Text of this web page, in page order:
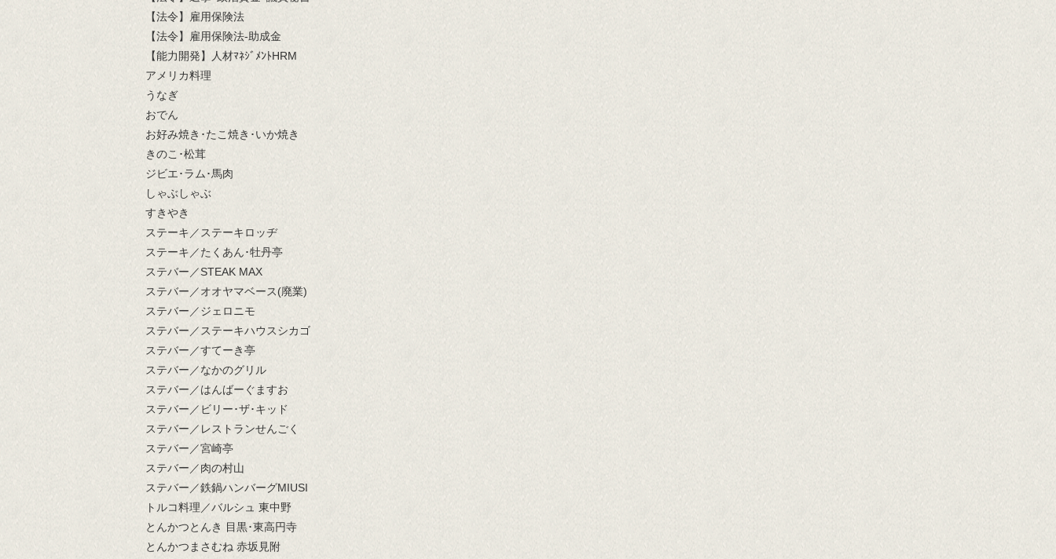
【法令】雇用保険法
【法令】雇用保険法-助成金
【能力開発】人材ﾏﾈｼﾞﾒﾝﾄHRM
アメリカ料理
うなぎ
おでん
お好み焼き･たこ焼き･いか焼き
きのこ･松茸
ジビエ･ラム･馬肉
しゃぶしゃぶ
すきやき
ステーキ／ステーキロッヂ
ステーキ／たくあん･牡丹亭
ステバー／STEAK MAX
ステバー／オオヤマベース(廃業)
ステバー／ジェロニモ
ステバー／ステーキハウスシカゴ
ステバー／すてーき亭
ステバー／なかのグリル
ステバー／はんばーぐますお
ステバー／ビリー･ザ･キッド
ステバー／レストランせんごく
ステバー／宮崎亭
ステバー／肉の村山
ステバー／鉄鍋ハンバーグMIUSI
トルコ料理／バルシュ 東中野
とんかつとんき 目黒･東高円寺
とんかつまさむね 赤坂見附